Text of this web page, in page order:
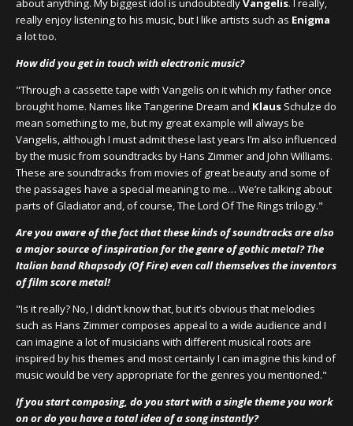
about anything. My biggest idol is undoubtedlyVangelis. I really,
really enjoy listening to his music, but I like artists such as Enigma
a lot too.
How did you get in touch with electronic music?
"Through a cassette tape with Vangelis on it which my father once
brought home. Names like Tangerine Dream and Klaus Schulze do
mean something to me, but my great example will always be
Vangelis, although I must admit these last years I’m also influenced
by the music from soundtracks byHans Zimmer and John Williams.
These are soundtracks from movies of great beauty and some of
the passages have a special meaning to me… We’re talking about
parts of Gladiator and, of course, The Lord Of The Rings trilogy."
Are you aware of the fact that these kinds of soundtracks are also
a major source of inspiration for the genre of gothic metal? The
Italian band Rhapsody (Of Fire) even call themselves the inventors
of film score metal!
"Is it really? No, I didn’t know that, but it’s obvious that melodies
such as Hans Zimmer composes appeal to a wide audience and I
can imagine a lot of musicians with different musical roots are
inspired by his themes and most certainly I can imagine this kind of
music would be very appropriate for the genres you mentioned."
If you start composing, do you start with a single theme you work
on or do you have a total idea of a song instantly?